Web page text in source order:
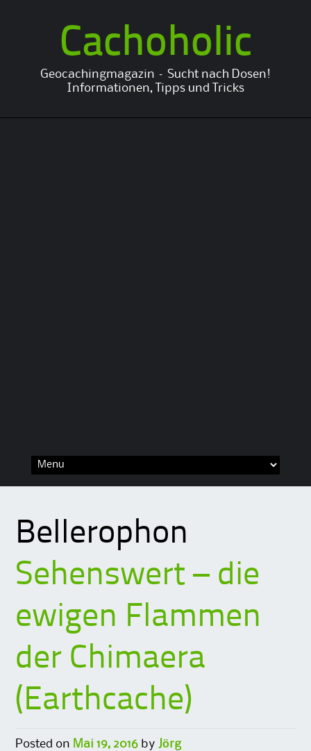
Cachoholic
Geocachingmagazin – Sucht nach Dosen!
Informationen, Tipps und Tricks
Bellerophon
Sehenswert – die
ewigen Flammen
der Chimaera
(Earthcache)
Posted on Mai 19, 2016 by Jörg